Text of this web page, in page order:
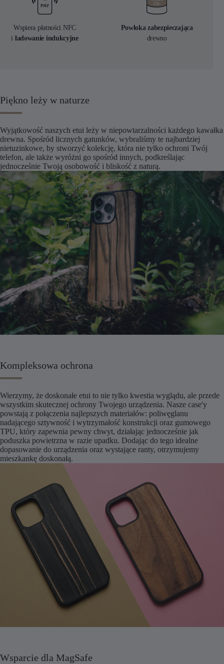
Wspiera płatności NFC
i ładowanie indukcyjne
Powłoka zabezpieczająca
drewno
Piękno leży w naturze
Wyjątkowość naszych etui leży w niepowtarzalności każdego kawałka
drewna. Spośród licznych gatunków, wybraliśmy te najbardziej
nietuzinkowe, by stworzyć kolekcję, która nie tylko ochroni Twój
telefon, ale także wyróżni go spośród innych, podkreślając
jednocześnie Twoją osobowość i bliskość z naturą.
Kompleksowa ochrona
Wierzymy, że doskonałe etui to nie tylko kwestia wyglądu, ale przede
wszystkim skutecznej ochrony Twojego urządzenia. Nasze case'y
powstają z połączenia najlepszych materiałów: poliwęglanu
nadającego sztywność i wytrzymałość konstrukcji oraz gumowego
TPU, który zapewnia pewny chwyt, działając jednocześnie jak
poduszka powietrzna w razie upadku. Dodając do tego idealne
dopasowanie do urządzenia oraz wystające ranty, otrzymujemy
mieszkankę doskonałą.
Wsparcie dla MagSafe